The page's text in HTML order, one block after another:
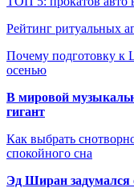
Рейтинг ритуальных
Почему подготовку к
осенью
В мировой
гигант
Как выбрать
спокойного сна
Эд Ширан задумался